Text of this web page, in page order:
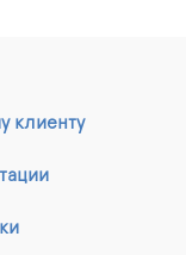
клиенту